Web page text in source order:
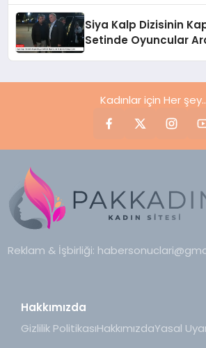
Siya Kalp Dizisinin
Setinde Oyuncular
Kadınlar için Her
Reklam & İşbirliği:
Hakkımızda
Gizlilik PolitikasıHakkımızdaYasal